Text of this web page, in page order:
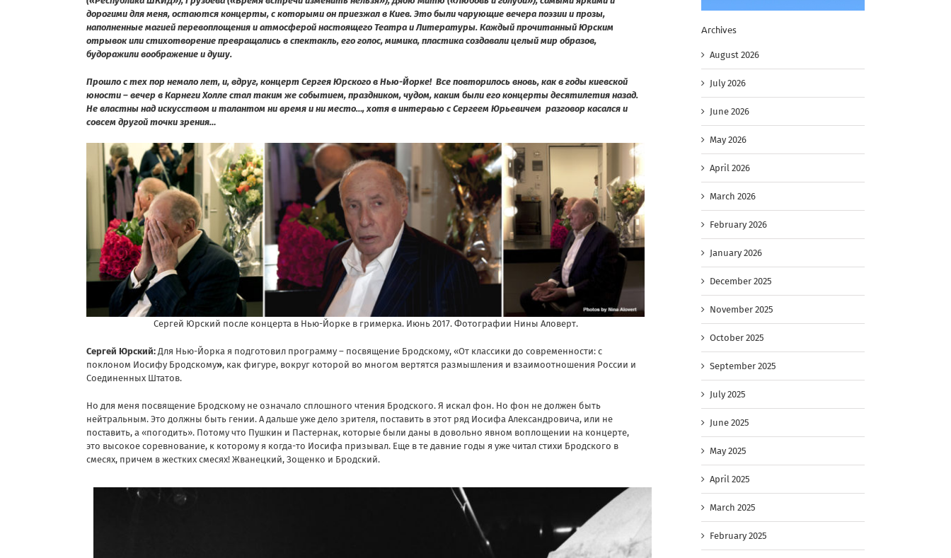
дорогими для меня, остаются концерты, с которыми он приезжал в Киев. Это были чарующие вечера поэзии и прозы,
наполненные магией перевоплощения и атмосферой настоящего Театра и Литературы. Каждый прочитанный Юрским
отрывок или стихотворение превращались в спектакль, его голос, мимика, пластика создавали целый мир образов,
будоражили воображение и душу.
Прошло с тех пор немало лет, и, вдруг, концерт Сергея Юрского в Нью-Йорке! Все повторилось вновь, как в годы киевской
юности – вечер в Карнеги Холле стал таким же событием, праздником, чудом, каким были его концерты десятилетия назад.
Не властны над искусством и талантом ни время и ни место…, хотя в интервью с Сергеем Юрьевичем разговор касался и
совсем другой точки зрения…
Сергей Юрский после концерта в Нью-Йорке в гримерка. Июнь 2017. Фотографии Нины Аловерт.
Сергей Юрский:Для Нью-Йорка я подготовил программу – посвящение Бродскому, «От классики до современности: с
поклоном Иосифу Бродскому», как фигуре, вокруг которой во многом вертятся размышления и взаимоотношения России и
Соединенных Штатов.
Но для меня посвящение Бродскому не означало сплошного чтения Бродского. Я искал фон. Но фон не должен быть
нейтральным. Это должны быть гении. А дальше уже дело зрителя, поставить в этот ряд Иосифа Александровича, или не
поставить, а «погодить». Потому что Пушкин и Пастернак, которые были даны в довольно явном воплощении на концерте,
это высокое соревнование, к которому я когда-то Иосифа призывал. Еще в те давние годы я уже читал стихи Бродского в
смесях, причем в жестких смесях! Жванецкий, Зощенко и Бродский.
Archives
August 2026
July 2026
June 2026
May 2026
April 2026
March 2026
February 2026
January 2026
December 2025
November 2025
October 2025
September 2025
July 2025
June 2025
May 2025
April 2025
March 2025
February 2025